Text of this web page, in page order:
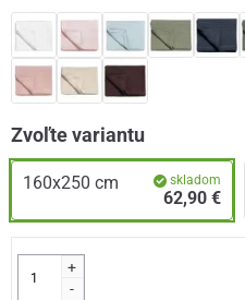
Zvoľte variantu
160x250 cm skladom
62,90 €
+
-